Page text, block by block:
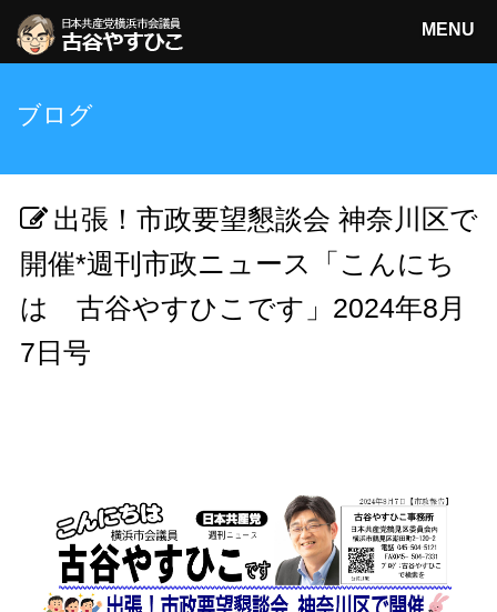
MENU
古谷やすひこ
ブログ
出張！市政要望懇談会 神奈川区で
開催*週刊市政ニュース「こんにち
は 古谷やすひこです」2024年8月
7日号